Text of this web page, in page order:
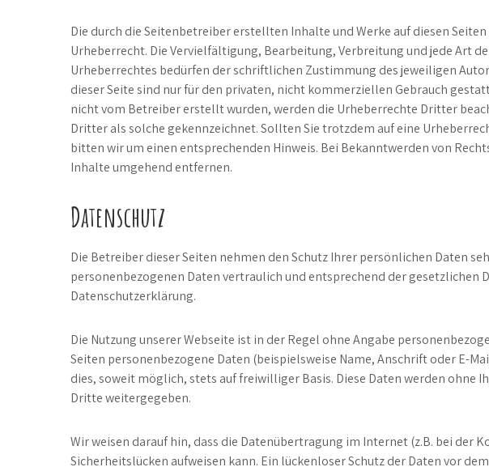
Die durch die Seitenbetreiber erstellten Inhalte und Werke auf diesen
Urheberrecht. Die Vervielfältigung, Bearbeitung, Verbreitung und jede Art
Urheberrechtes bedürfen der schriftlichen Zustimmung des jeweiligen
dieser Seite sind nur für den privaten, nicht kommerziellen Gebrauch
nicht vom Betreiber erstellt wurden, werden die Urheberrechte Dritter
Dritter als solche gekennzeichnet. Sollten Sie trotzdem auf eine
bitten wir um einen entsprechenden Hinweis. Bei Bekanntwerden von
Inhalte umgehend entfernen.
Datenschutz
Die Betreiber dieser Seiten nehmen den Schutz Ihrer persönlichen Daten
personenbezogenen Daten vertraulich und entsprechend der gesetzlichen
Datenschutzerklärung.
Die Nutzung unserer Webseite ist in der Regel ohne Angabe
Seiten personenbezogene Daten (beispielsweise Name, Anschrift oder E-
dies, soweit möglich, stets auf freiwilliger Basis. Diese Daten werden ohne
Dritte weitergegeben.
Wir weisen darauf hin, dass die Datenübertragung im Internet (z.B. bei der
Sicherheitslücken aufweisen kann. Ein lückenloser Schutz der Daten vor